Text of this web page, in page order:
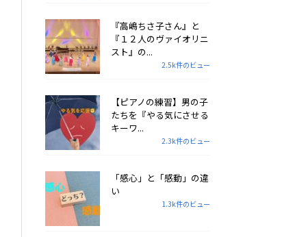
『高嶋ちさ子さん』と
『１２人のヴァイオリニ
スト』の...
2.5k件のビュー
【ピアノの練習】男の子
たちを『やる気にさせる
キーワ...
2.3k件のビュー
「感心」と「感動」の違
い
1.3k件のビュー